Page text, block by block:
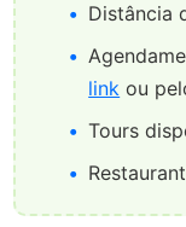
Distância
link ou
Tours